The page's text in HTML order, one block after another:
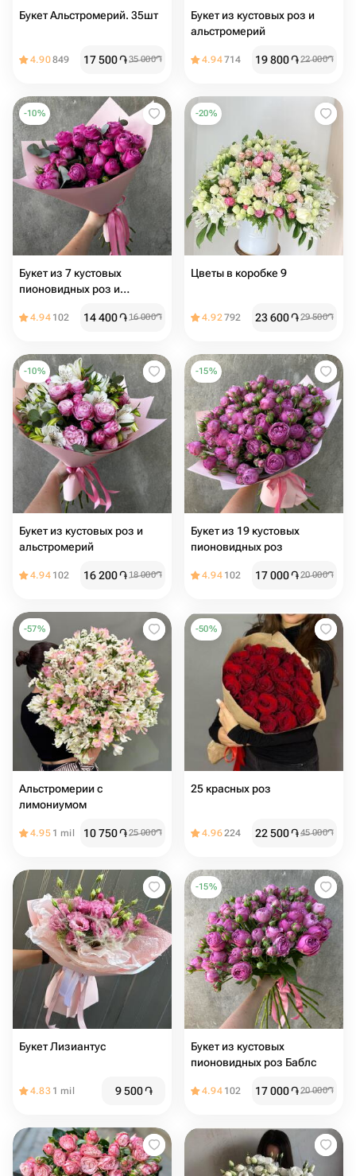
Букет Альстромерий. 35шт
4.90849 17 500֏35 000֏
Букет из кустовых роз и
альстромерий
4.94714 19 800֏22 000֏
-10%
Букет из 7 кустовых
пионовидных роз и
4.94 102 14 400֏16 000֏
-20%
Цветы в коробке 9
4.92792 23 600֏29 500֏
-10%
Букет из кустовых роз и
альстромерий
4.94 102 16 200֏18 000֏
-15%
Букет из 19 кустовых
пионовидных роз
4.94 102 17 000֏20 000֏
-57%
Альстромерии с
лимониумом
4.95 1 mil 10 750֏25 000֏
-50%
25 красных роз
4.96224 22 500֏45 000֏
Букет Лизиантус
4.83 1 mil 9 500֏
-15%
Букет из кустовых
пионовидных роз Баблс
4.94 102 17 000֏20 000֏